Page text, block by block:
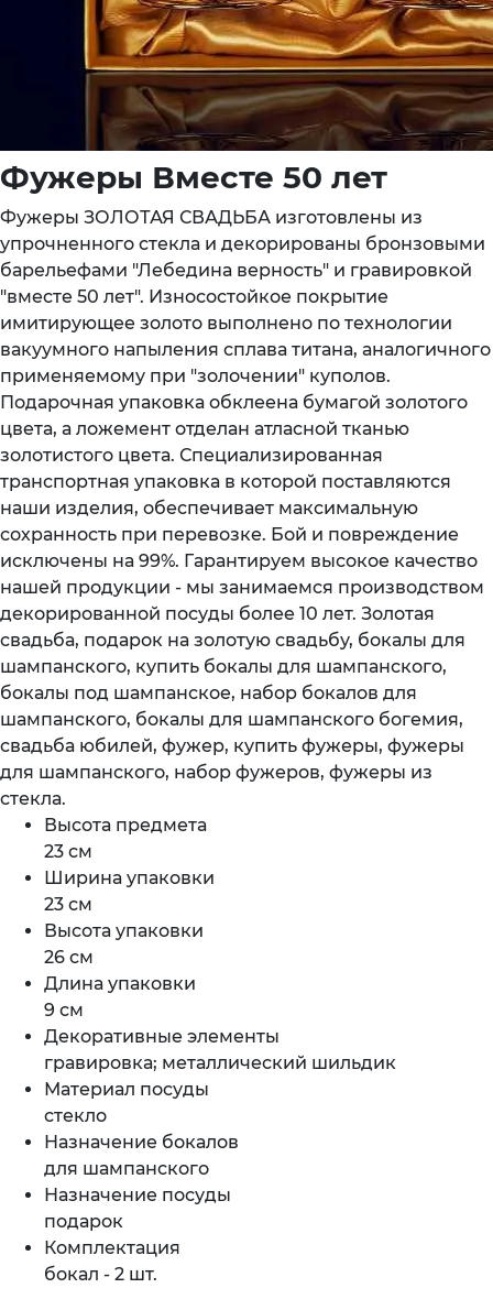
Фужеры Вместе 50 лет
Фужеры ЗОЛОТАЯ СВАДЬБА изготовлены из
упрочненного стекла и декорированы бронзовыми
барельефами "Лебедина верность" и гравировкой
"вместе 50 лет". Износостойкое покрытие
имитирующее золото выполнено по технологии
вакуумного напыления сплава титана, аналогичного
применяемому при "золочении" куполов.
Подарочная упаковка обклеена бумагой золотого
цвета, а ложемент отделан атласной тканью
золотистого цвета. Специализированная
транспортная упаковка в которой поставляются
наши изделия, обеспечивает максимальную
сохранность при перевозке. Бой и повреждение
исключены на 99%. Гарантируем высокое качество
нашей продукции - мы занимаемся производством
декорированной посуды более 10 лет. Золотая
свадьба, подарок на золотую свадьбу, бокалы для
шампанского, купить бокалы для шампанского,
бокалы под шампанское, набор бокалов для
шампанского, бокалы для шампанского богемия,
свадьба юбилей, фужер, купить фужеры, фужеры
для шампанского, набор фужеров, фужеры из
стекла.
Высота предмета
23 см
Ширина упаковки
23 см
Высота упаковки
26 см
Длина упаковки
9 см
Декоративные элементы
гравировка; металлический шильдик
Материал посуды
стекло
Назначение бокалов
для шампанского
Назначение посуды
подарок
Комплектация
бокал - 2 шт.